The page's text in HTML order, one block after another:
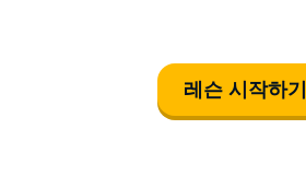
레슨 시작하기